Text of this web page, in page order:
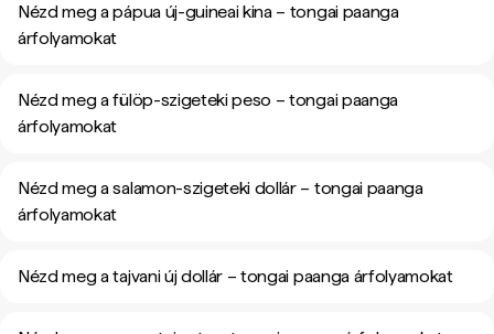
Nézd meg a pápua új-guineai kina – tongai paanga
árfolyamokat
Nézd meg a fülöp-szigeteki peso – tongai paanga
árfolyamokat
Nézd meg a salamon-szigeteki dollár – tongai paanga
árfolyamokat
Nézd meg a tajvani új dollár – tongai paanga árfolyamokat